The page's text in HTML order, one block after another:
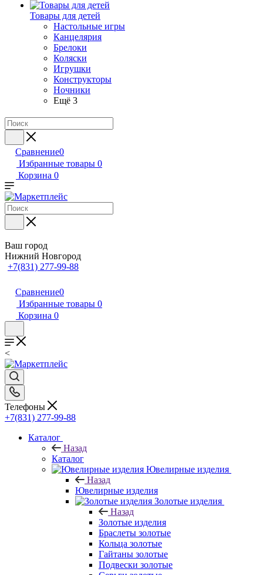
Товары для детей
Настольные игры
Канцелярия
Брелоки
Коляски
Игрушки
Конструкторы
Ночники
Ещё 3
Сравнение0
Избранные товары 0
Корзина 0
Ваш город
Нижний Новгород
+7(831) 277-99-88
Сравнение0
Избранные товары 0
Корзина 0
<
Телефоны
+7(831) 277-99-88
Каталог
Назад
Каталог
Ювелирные изделия
Назад
Ювелирные изделия
Золотые изделия
Назад
Золотые изделия
Браслеты золотые
Кольца золотые
Гайтаны золотые
Подвески золотые